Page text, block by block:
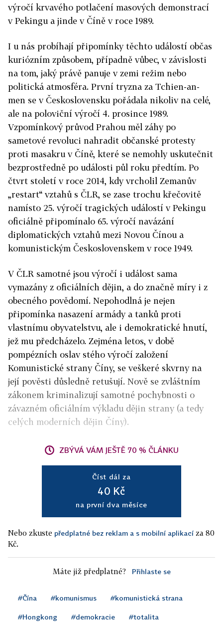
výročí krvavého potlačení masových demonstrací
v Pekingu a jinde v Číně v roce 1989.
I u nás probíhají připomínky těchto událostí občas
kuriózním způsobem, případně vůbec, v závislosti
na tom, jaký právě panuje v zemi režim nebo
politická atmosféra. První tryzna za Tchien-an-
men se v Československu pořádala nikoliv na celé,
ale na poloviční výročí 4. prosince 1989.
Vzpomínkový průvod Prahou měl záhy po
sametové revoluci nahradit občanské protesty
proti masakru v Číně, které se nemohly uskutečnit
bezprostředně po události půl roku předtím. Po
čtvrt století v roce 2014, kdy vrcholil Zemanův
„restart“ vztahů s ČLR, se zase trochu křečovitě
namísto 25. výročí tragických událostí v Pekingu
oficiálně připomínalo 65. výročí navázání
diplomatických vztahů mezi Novou Čínou a
komunistickým Československem v roce 1949.
V ČLR samotné jsou výročí i událost sama
vymazány z oficiálních dějin, a do značně míry i z
obecného povědomí. Nepohodlná je nejen
připomínka nasazení armády a tanků proti
vlastnímu obyvatelstvu, ale i demokratické hnutí,
jež mu předcházelo. Zejména letos, v době
pompézních oslav stého výročí založení
Komunistické strany Číny, se veškeré skvrny na
její pověsti důsledně retušují. Nově se zvláštním
zákonem kriminalizují samotné pochybnosti o
závazném oficiálním výkladu dějin strany (a tedy
celých moderních dějin Číny).
ZBÝVÁ VÁM JEŠTĚ 70 % ČLÁNKU
Číst dál za
40 Kč
na první dva měsíce
Nebo zkuste předplatné bez reklam a s mobilní aplikací za 80
Kč.
Máte již předplatné? Přihlaste se
#Čína #komunismus #komunistická strana
#Hongkong #demokracie #totalita